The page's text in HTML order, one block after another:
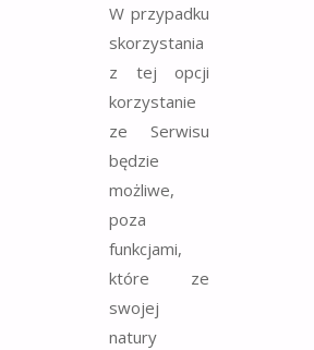
W przypadku
skorzystania
z tej opcji
korzystanie
ze Serwisu
będzie
możliwe,
poza
funkcjami,
które ze
swojej
natury